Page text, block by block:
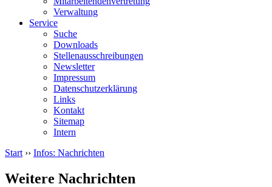
Verwaltung
Service
Suche
Downloads
Stellenausschreibungen
Newsletter
Impressum
Datenschutzerklärung
Links
Kontakt
Sitemap
Intern
Start ›› Infos: Nachrichten
Weitere Nachrichten